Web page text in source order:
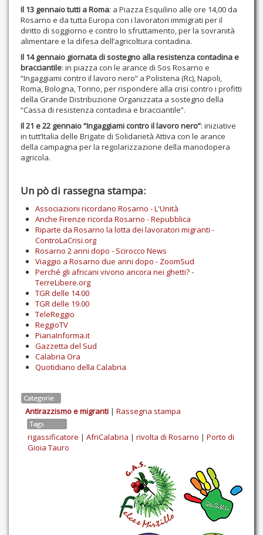
Il 13 gennaio tutti a Roma: a Piazza Esquilino alle ore 14,00 da
Rosarno e da tutta Europa con i lavoratori immigrati per il
diritto di soggiorno e contro lo sfruttamento, per la sovranità
alimentare e la difesa dell’agricoltura contadina.
Il 14 gennaio giornata di sostegno alla resistenza contadina e
bracciantile: in piazza con le arance di Sos Rosarno e
“Ingaggiami contro il lavoro nero” a Polistena (Rc), Napoli,
Roma, Bologna, Torino, per rispondere alla crisi contro i profitti
della Grande Distribuzione Organizzata a sostegno della
“Cassa di resistenza contadina e bracciantile”.
Il 21 e 22 gennaio “Ingaggiami contro il lavoro nero”: iniziative
in tutt’Italia delle Brigate di Solidarietà Attiva con le arance
della campagna per la regolarizzazione della manodopera
agricola.
Un pò di rassegna stampa:
Associazioni ricordano Rosarno - L'Unità
Anche Firenze ricorda Rosarno - Repubblica
Riparte da Rosarno la lotta dei lavoratori migranti -
ControLaCrisi.org
Rosarno 2 anni dopo - Scirocco News
Viaggio a Rosarno due anni dopo - ZoomSud
Perché gli africani vivono ancora nei ghetti? -
TerreLibere.org
TGR delle 14.00
TGR delle 19.00
TeleReggio
ReggioTV
PianaInforma.it
Gazzetta del Sud
Calabria Ora
Quotidiano della Calabria
Categorie
Antirazzismo e migranti | Rassegna stampa
Tags
rigassificatore | AfriCalabria | rivolta di Rosarno | Porto di
Gioia Tauro